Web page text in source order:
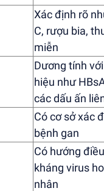
Xác định rõ
C, rượu bia,
miễn
Dương tính
hiệu như
các dấu ấn
Có cơ sở xác
bệnh gan
Có hướng
kháng virus
nhân